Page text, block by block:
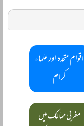
اقوام متحدہ اور علماء
کرام
مغربی ممالک میں